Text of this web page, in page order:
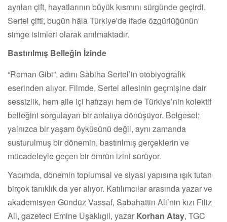
ayrılan çift, hayatlarının büyük kısmını sürgünde geçirdi.
Sertel çifti, bugün hâlâ Türkiye'de ifade özgürlüğünün
simge isimleri olarak anılmaktadır.
Bastırılmış Belleğin İzinde
“Roman Gibi”, adını Sabiha Sertel’in otobiyografik
eserinden alıyor. Filmde, Sertel ailesinin geçmişine dair
sessizlik, hem aile içi hafızayı hem de Türkiye’nin kolektif
belleğini sorgulayan bir anlatıya dönüşüyor. Belgesel;
yalnızca bir yaşam öyküsünü değil, aynı zamanda
susturulmuş bir dönemin, bastırılmış gerçeklerin ve
mücadeleyle geçen bir ömrün izini sürüyor.
Yapımda, dönemin toplumsal ve siyasi yapısına ışık tutan
birçok tanıklık da yer alıyor. Katılımcılar arasında yazar ve
akademisyen Gündüz Vassaf, Sabahattin Ali’nin kızı Filiz
Ali, gazeteci Emine Uşaklıgil, yazar Korhan Atay, TGC